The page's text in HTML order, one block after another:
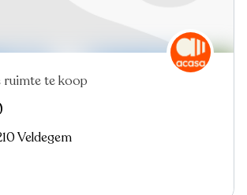
ruimte te koop
Veldegem